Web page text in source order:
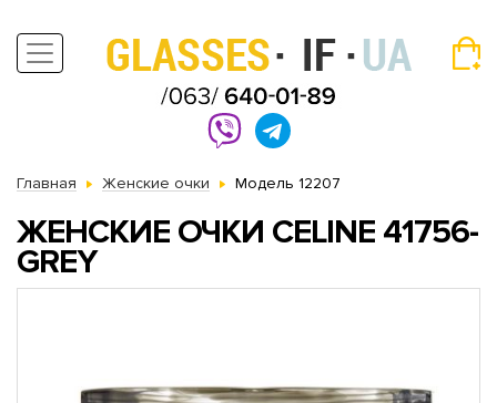
Главная Женские очки Модель 12207
ЖЕНСКИЕ ОЧКИ CELINE 41756-
GREY